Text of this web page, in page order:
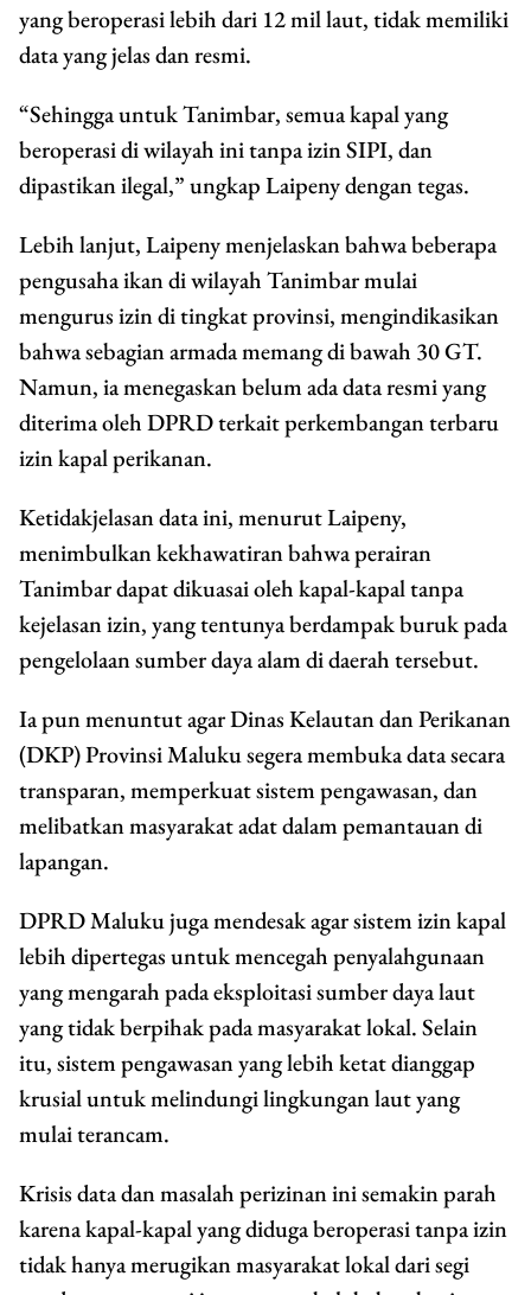
yang beroperasi lebih dari 12 mil laut, tidak memiliki
data yang jelas dan resmi.
“Sehingga untuk Tanimbar, semua kapal yang
beroperasi di wilayah ini tanpa izin SIPI, dan
dipastikan ilegal,” ungkap Laipeny dengan tegas.
Lebih lanjut, Laipeny menjelaskan bahwa beberapa
pengusaha ikan di wilayah Tanimbar mulai
mengurus izin di tingkat provinsi, mengindikasikan
bahwa sebagian armada memang di bawah 30 GT.
Namun, ia menegaskan belum ada data resmi yang
diterima oleh DPRD terkait perkembangan terbaru
izin kapal perikanan.
Ketidakjelasan data ini, menurut Laipeny,
menimbulkan kekhawatiran bahwa perairan
Tanimbar dapat dikuasai oleh kapal-kapal tanpa
kejelasan izin, yang tentunya berdampak buruk pada
pengelolaan sumber daya alam di daerah tersebut.
Ia pun menuntut agar Dinas Kelautan dan Perikanan
(DKP) Provinsi Maluku segera membuka data secara
transparan, memperkuat sistem pengawasan, dan
melibatkan masyarakat adat dalam pemantauan di
lapangan.
DPRD Maluku juga mendesak agar sistem izin kapal
lebih dipertegas untuk mencegah penyalahgunaan
yang mengarah pada eksploitasi sumber daya laut
yang tidak berpihak pada masyarakat lokal. Selain
itu, sistem pengawasan yang lebih ketat dianggap
krusial untuk melindungi lingkungan laut yang
mulai terancam.
Krisis data dan masalah perizinan ini semakin parah
karena kapal-kapal yang diduga beroperasi tanpa izin
tidak hanya merugikan masyarakat lokal dari segi